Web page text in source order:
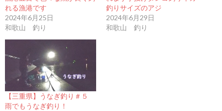
れる漁港です
2024年6月25日
和歌山 釣り
釣りサイズのアジ
2024年6月29日
和歌山 釣り
【三重県】うなぎ釣り＃５
雨でもうなぎ釣り！